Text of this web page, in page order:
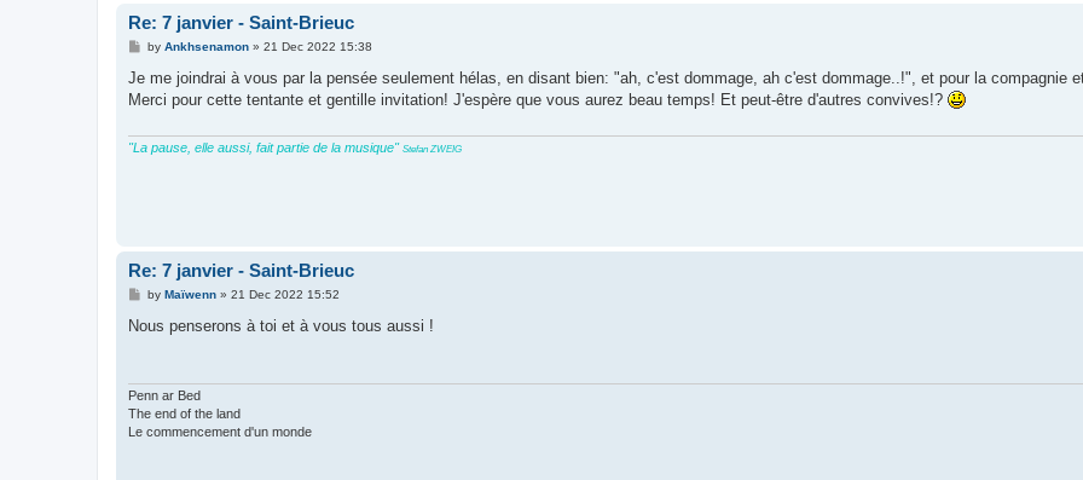
Re: 7 janvier - Saint-Brieuc
P
s
by Ankhsenamon» 21 Dec 2022 15:38
Je me joindrai à vous par la pensée seulement hélas, en disant bien: "ah, c'est dommage, ah c'est dommage..!", et pour la compagnie
Merci pour cette tentante et gentille invitation! J'espère que vous aurez beau temps! Et peut-être d'autres convives!?
"La pause, elle aussi, fait partie de la musique" Stefan ZWEIG
Re: 7 janvier - Saint-Brieuc
P
s
by Maïwenn» 21 Dec 2022 15:52
Nous penserons à toi et à vous tous aussi !
Penn ar Bed
The end of the land
Le commencement d'un monde